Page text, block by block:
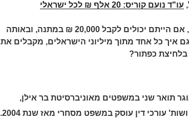
עו"ד נועם קוריס: 20 אלף ₪ לכל ישראלי
מה הייתם בוחרים, אם הייתם יכולים לקבל 20,000 ₪ במתנה, ובאותה
איך כל אחד מתוך מיליוני הישראלים, מקבלים את
בלחיצת כפתור?
תואר שני במשפטים מאוניברסיטת בר אילן,
ושות' עורכי דין עוסק במשפט מסחרי מאז שנת 2004.